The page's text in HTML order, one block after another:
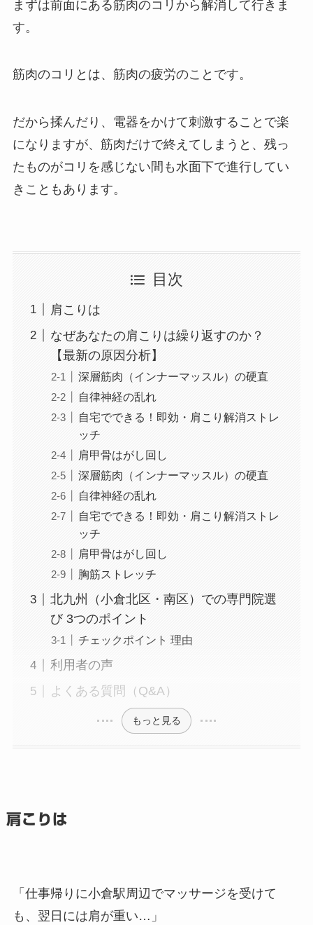
まずは前面にある筋肉のコリから解消して行きま
す。
筋肉のコリとは、筋肉の疲労のことです。
だから揉んだり、電器をかけて刺激することで楽
になりますが、筋肉だけで終えてしまうと、残っ
たものがコリを感じない間も水面下で進行してい
きこともあります。
目次
肩こりは
なぜあなたの肩こりは繰り返すのか？
【最新の原因分析】
深層筋肉（インナーマッスル）の硬直
自律神経の乱れ
自宅でできる！即効・肩こり解消ストレ
ッチ
肩甲骨はがし回し
深層筋肉（インナーマッスル）の硬直
自律神経の乱れ
自宅でできる！即効・肩こり解消ストレ
ッチ
肩甲骨はがし回し
胸筋ストレッチ
北九州（小倉北区・南区）での専門院選
び 3つのポイント
チェックポイント 理由
利用者の声
よくある質問（Q&A）
もっと見る
肩こりは
「仕事帰りに小倉駅周辺でマッサージを受けて
も、翌日には肩が重い…」